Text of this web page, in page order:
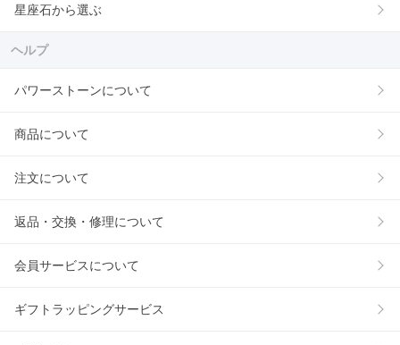
星座石から選ぶ
ヘルプ
パワーストーンについて
商品について
注文について
返品・交換・修理について
会員サービスについて
ギフトラッピングサービス